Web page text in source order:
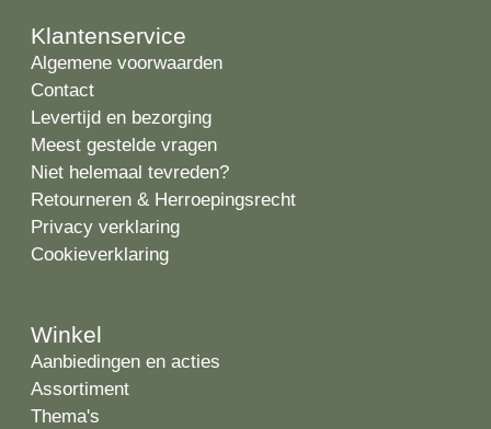
Klantenservice
Algemene voorwaarden
Contact
Levertijd en bezorging
Meest gestelde vragen
Niet helemaal tevreden?
Retourneren & Herroepingsrecht
Privacy verklaring
Cookieverklaring
Winkel
Aanbiedingen en acties
Assortiment
Thema's